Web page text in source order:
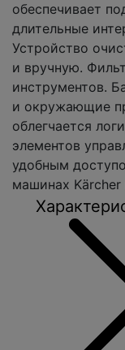
обеспечивает
длительные
Устройство
и вручную.
инструментов.
и окружающие
облегчается
элементов
удобным
машинах Kärcher